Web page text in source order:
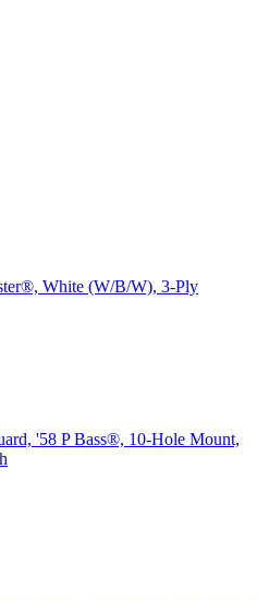
White (W/B/W), 3-Ply
'58 P Bass®, 10-Hole Mount,